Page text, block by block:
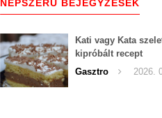
NÉPSZERŰ BEJEGYZÉSEK
Kati vagy Kata
kipróbált recept
Gasztro
2026.